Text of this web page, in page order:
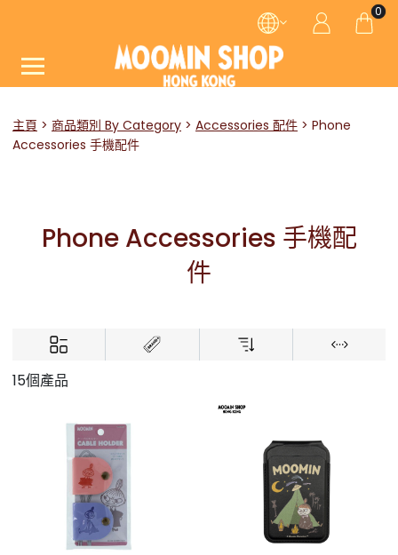
0
主頁 商品類別 By Category Accessories 配件
Phone
Accessories 手機配件
Phone Accessories 手機配
件
15個產品